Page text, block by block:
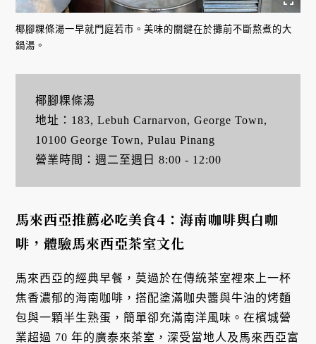
椰腳粿條湯一早就門庭若市。美味的關鍵在於攤前不斷熬煮的大
鍋湯。
椰腳粿條湯
地址：183, Lebuh Carnarvon, George Town,
10100 George Town, Pulau Pinang
營業時間：週二至週日 8:00 - 12:00
馬來西亞推薦必吃美食4：海南咖啡與白咖
啡，體驗馬來西亞茶室文化
馬來西亞的經典早餐，莫過於在傳統茶室裡來上一杯
焦香濃郁的海南咖啡，搭配塗滿咖央醬與牛油的烤麵
包與一顆半生熟蛋，簡單卻充滿南洋風味。在檳城營
業超過 70 年的廣泰來茶室，深受當地人及馬來西亞富